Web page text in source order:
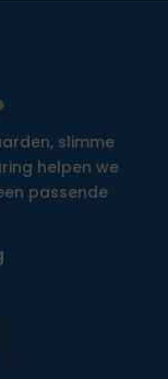
slimme
helpen we
passende